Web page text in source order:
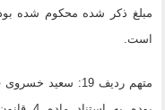
مبلغ ذکر شده محکوم شده
است.
متهم ردیف 19: